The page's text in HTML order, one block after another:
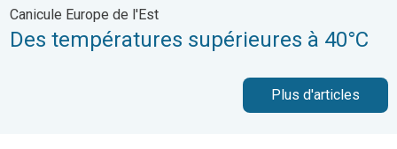
Canicule Europe de l'Est
Des températures supérieures à 40°C
Plus d'articles